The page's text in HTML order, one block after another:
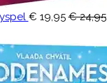
€ 19,95 € 24,95